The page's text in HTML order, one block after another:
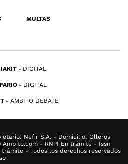
MULTAS
DIGITAL
DIGITAL
AMBITO DEBATE
Nefir S.A. - Domicilio: Olleros
Ambito.com - RNPI En trámite - Issn
trámite - Todos los derechos reservados